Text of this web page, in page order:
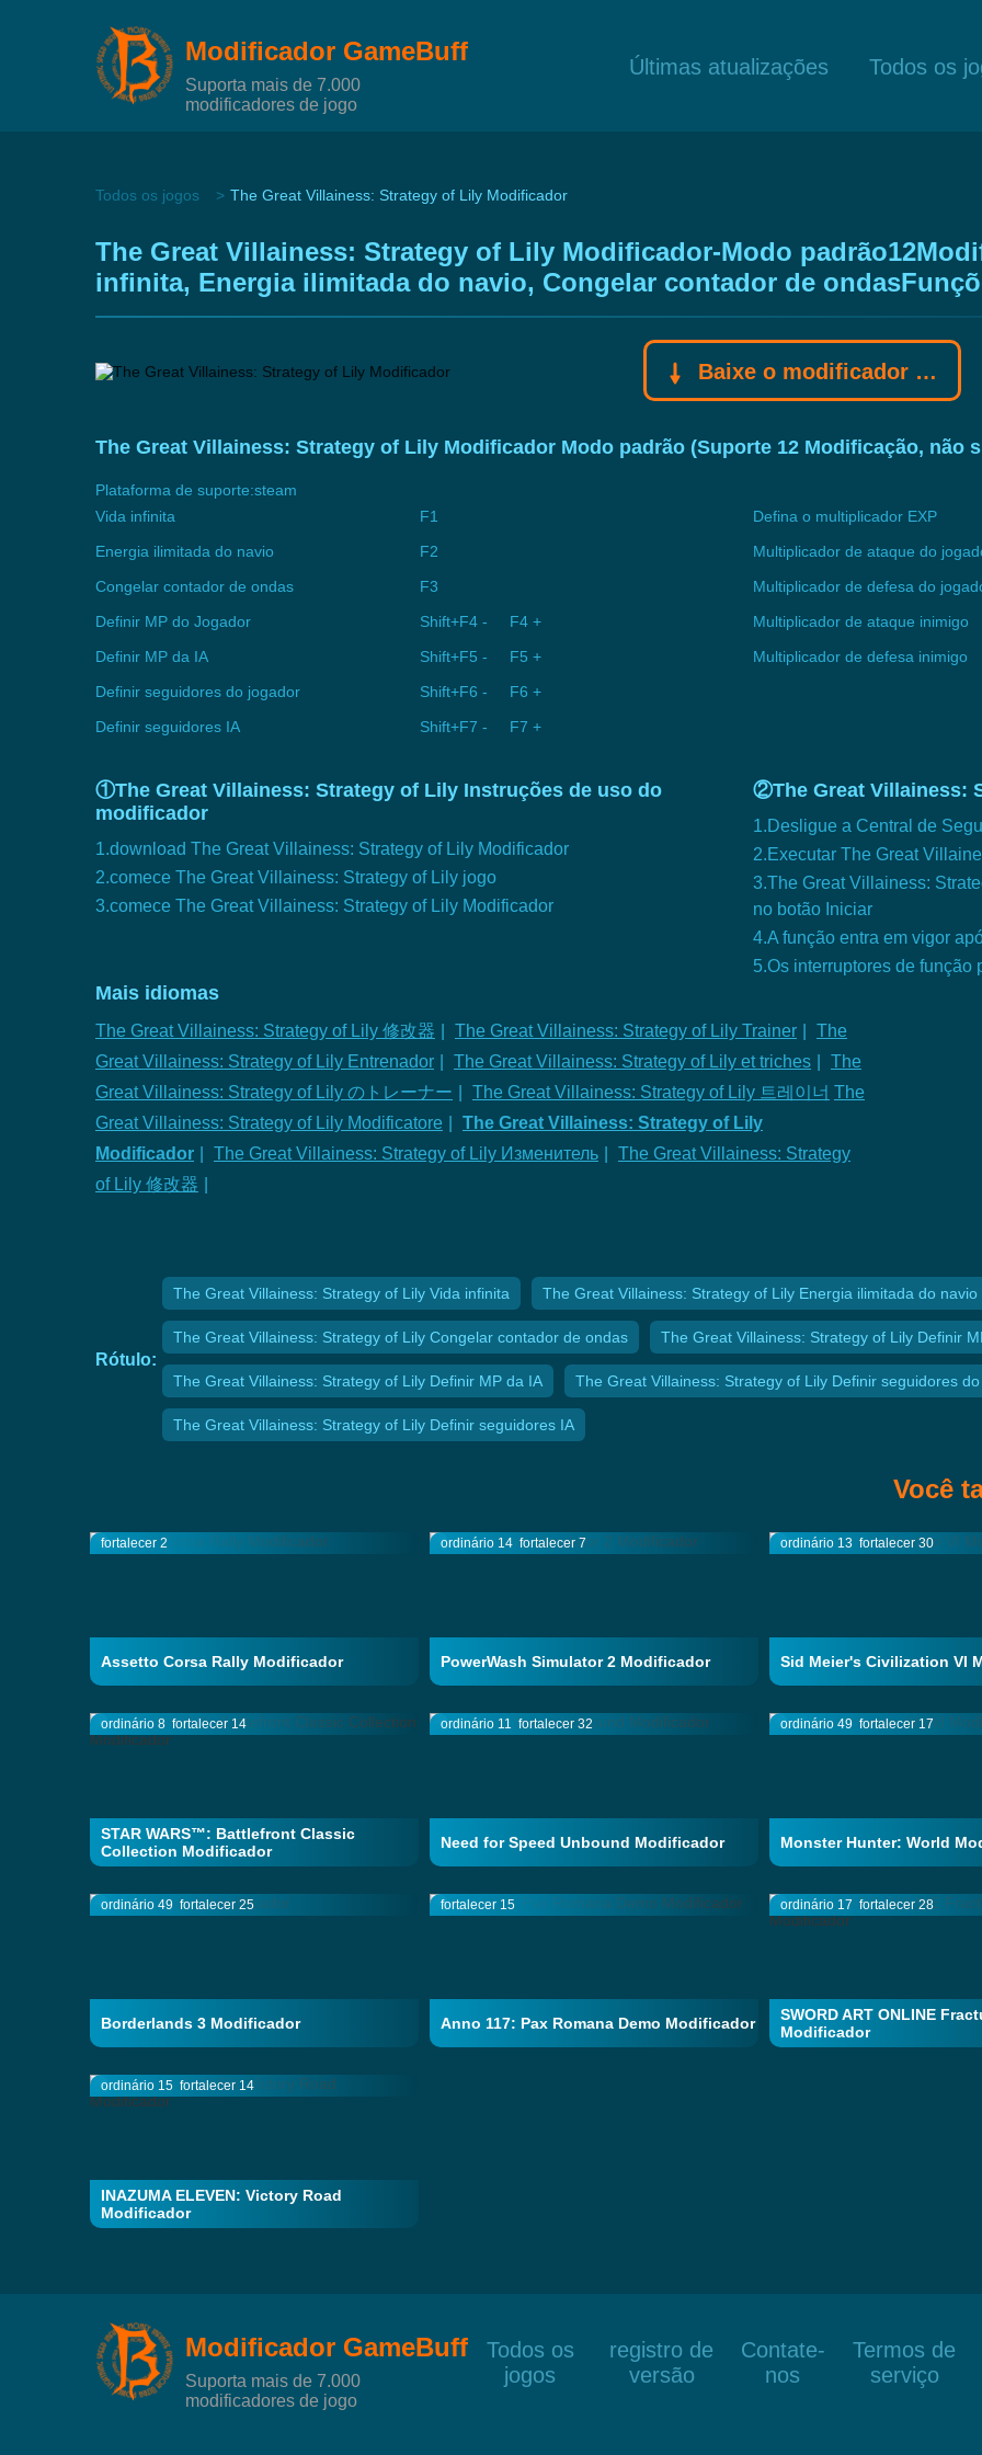
Modificador GameBuff
Suporta mais de 7.000
modificadores de jogo
Últimas atualizações Todos os
Todos os jogos The Great Villainess: Strategy of Lily Modificador
The Great Villainess: Strategy of Lily Modificador-Modo
infinita, Energia ilimitada do navio, Congelar contador de
Baixe o modificador Gamebuff
The Great Villainess: Strategy of Lily Modificador Modo padrão (Suporte 12 Modificação, não
Plataforma de suporte:steam
Vida infinita
F1
Energia ilimitada do navio
F2
Congelar contador de ondas
F3
Definir MP do Jogador
Shift+F4 - F4 +
Definir MP da IA
Shift+F5 - F5 +
Definir seguidores do jogador
Shift+F6 - F6 +
Definir seguidores IA
Shift+F7 - F7 +
Defina o multiplicador EXP
Multiplicador de ataque do
Multiplicador de defesa do
Multiplicador de ataque inimigo
Multiplicador de defesa inimigo
①The Great Villainess: Strategy of Lily Instruções de uso do
modificador
1.download The Great Villainess: Strategy of Lily Modificador
2.comece The Great Villainess: Strategy of Lily jogo
3.comece The Great Villainess: Strategy of Lily Modificador
②The Great Villainess:
1.Desligue a Central de
2.Executar The Great
3.The Great Villainess:
no botão Iniciar
4.A função entra em vigor
5.Os interruptores de
Mais idiomas
The Great Villainess: Strategy of Lily 修改器 The Great Villainess: Strategy of Lily Trainer
The
Great Villainess: Strategy of Lily Entrenador
The Great Villainess: Strategy of Lily et triches
The
Great Villainess: Strategy of Lily のトレーナー
The Great Villainess: Strategy of Lily 트레이너 The
Great Villainess: Strategy of Lily Modificatore
The Great Villainess: Strategy of Lily
Modificador
The Great Villainess: Strategy of Lily Изменитель
The Great Villainess: Strategy
of Lily 修改器
Rótulo:
The Great Villainess: Strategy of Lily Vida infinita The Great Villainess: Strategy of Lily Energia ilimitada do navio
The Great Villainess: Strategy of Lily Congelar contador de ondas The Great Villainess: Strategy of Lily Definir
The Great Villainess: Strategy of Lily Definir MP da IA The Great Villainess: Strategy of Lily Definir seguidores
The Great Villainess: Strategy of Lily Definir seguidores IA
Você
fortalecer 2
Assetto Corsa Rally Modificador
ordinário 14 fortalecer 7
PowerWash Simulator 2 Modificador
ordinário 13 fortalecer 30
Sid Meier's Civilization VI
ordinário 8 fortalecer 14
STAR WARS™: Battlefront Classic
Collection Modificador
ordinário 11 fortalecer 32
Need for Speed Unbound Modificador
ordinário 49 fortalecer 17
Monster Hunter: World
ordinário 49 fortalecer 25
Borderlands 3 Modificador
fortalecer 15
Anno 117: Pax Romana Demo Modificador
ordinário 17 fortalecer 28
SWORD ART ONLINE
Modificador
ordinário 15 fortalecer 14
INAZUMA ELEVEN: Victory Road
Modificador
Modificador GameBuff
Suporta mais de 7.000
modificadores de jogo
Todos os
jogos
registro de
versão
Contate-
nos
Termos de
serviço